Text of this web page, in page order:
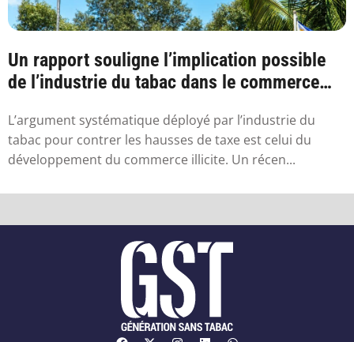
Un rapport souligne l’implication possible
de l’industrie du tabac dans le commerce
L’argument systématique déployé par l’industrie du
tabac pour contrer les hausses de taxe est celui du
développement du commerce illicite. Un récen...